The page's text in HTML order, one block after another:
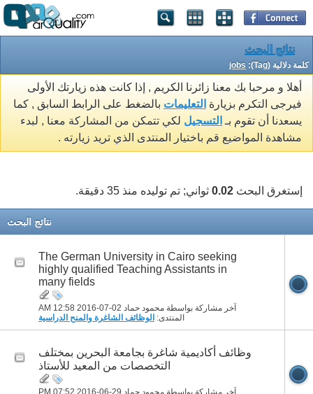
نتائج البحث
كلمة دلالية (Tag): jobs
أهلا و مرحبا بك معنا زائرنا الكريم , إذا كانت هذه زيارتك الأولى
فيرجى التكرم بزيارة التعليمات بالضغط على الرابط السابق , كما
يسعدنا أن تقوم بـ التسجيل لكي تتمكن من المشاركة معنا , لبدء
مشاهدة المواضيع قم باختيار المنتدى الذي تريد زيارته .
إستغرق البحث 0.02 ثواني; تم توليده منذ 35 دقيقة.
نتائج البحث
The German University in Cairo seeking
highly qualified Teaching Assistants in
many fields
آخر مشاركة بواسطة محمود حماد 02-07-2016
12:58 AM
المنتدى: الوظائف الشاغرة والمنح الدراسية
وظائف أكاديمية شاغرة بجامعة البحرين بمختلف
التخصصات من المعيد للأستاذ
آخر مشاركة بواسطة محمود حماد 29-06-2016
07:52 PM